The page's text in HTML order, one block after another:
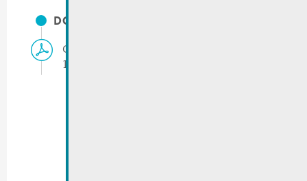
DOCUMENTS
Gemeinderatssitzung | Tagesordnung
14/01/2022